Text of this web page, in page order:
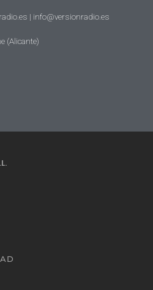
| info@versionradio.es
(Alicante)